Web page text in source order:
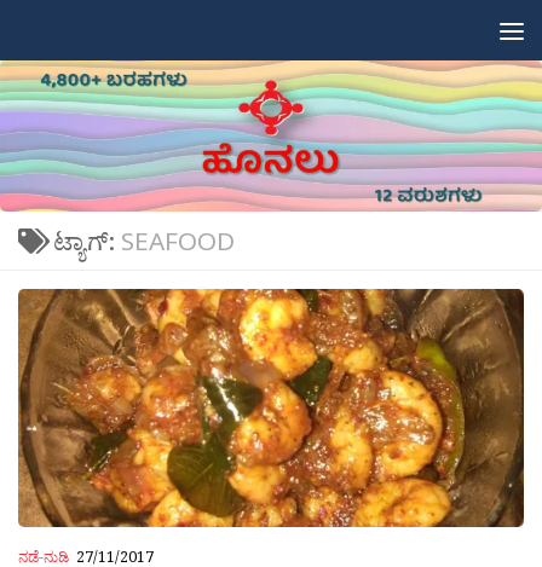
ಟ್ಯಾಗ್: SEAFOOD
ನಡೆ-ನುಡಿ 27/11/2017